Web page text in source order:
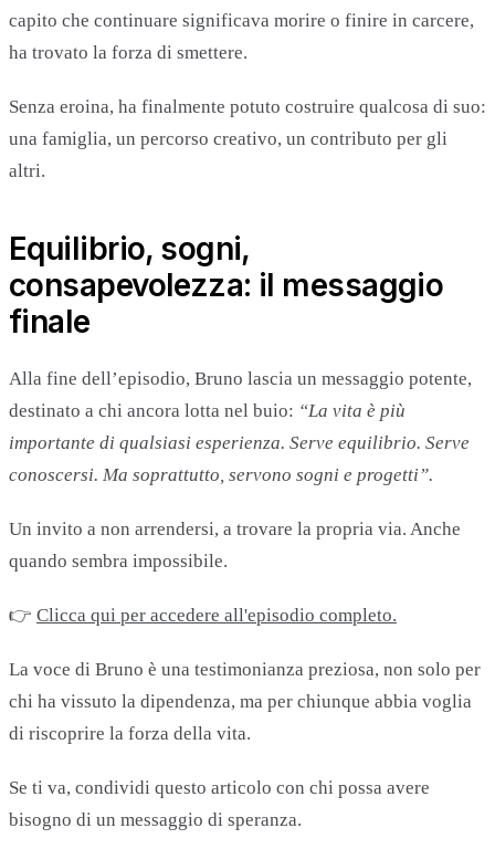
capito che continuare significava morire o finire in carcere,
ha trovato la forza di smettere.
Senza eroina, ha finalmente potuto costruire qualcosa di suo:
una famiglia, un percorso creativo, un contributo per gli
altri.
Equilibrio, sogni,
consapevolezza: il messaggio
finale
Alla fine dell’episodio, Bruno lascia un messaggio potente,
destinato a chi ancora lotta nel buio: “La vita è più
importante di qualsiasi esperienza. Serve equilibrio. Serve
conoscersi. Ma soprattutto, servono sogni e progetti”.
Un invito a non arrendersi, a trovare la propria via. Anche
quando sembra impossibile.
👉 Clicca qui per accedere all'episodio completo.
La voce di Bruno è una testimonianza preziosa, non solo per
chi ha vissuto la dipendenza, ma per chiunque abbia voglia
di riscoprire la forza della vita.
Se ti va, condividi questo articolo con chi possa avere
bisogno di un messaggio di speranza.